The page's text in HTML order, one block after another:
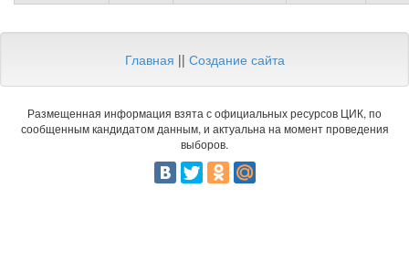
Главная || Создание сайта
Размещенная информация взята с официальных ресурсов ЦИК, по
сообщенным кандидатом данным, и актуальна на момент проведения
выборов.